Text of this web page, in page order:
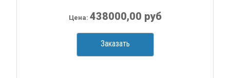
Цена: 438000,00 руб
Заказать